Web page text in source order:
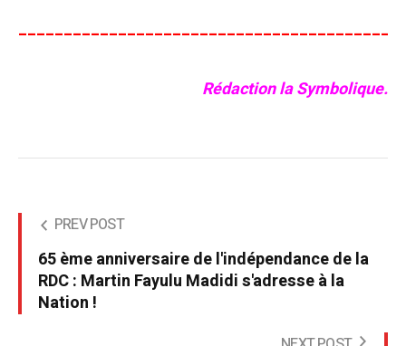
Rédaction la Symbolique.
PREV POST
65 ème anniversaire de l'indépendance de la
RDC : Martin Fayulu Madidi s'adresse à la
Nation !